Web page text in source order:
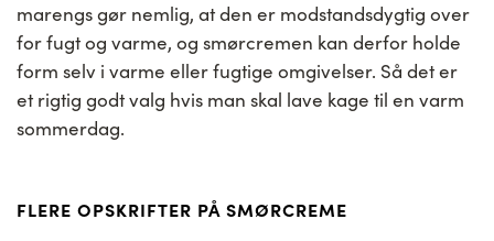
marengs gør nemlig, at den er modstandsdygtig over
for fugt og varme, og smørcremen kan derfor holde
form selv i varme eller fugtige omgivelser. Så det er
et rigtig godt valg hvis man skal lave kage til en varm
sommerdag.
FLERE OPSKRIFTER PÅ SMØRCREME